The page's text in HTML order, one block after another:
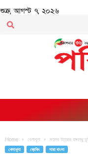
শুক্র, আগস্ট ৭, ২০২৬
Home খেলাধূলা মতলব উত্তরে বঙ্গবন্ধু
খেলাধূলা ব্রেকিং সারা বাংলা